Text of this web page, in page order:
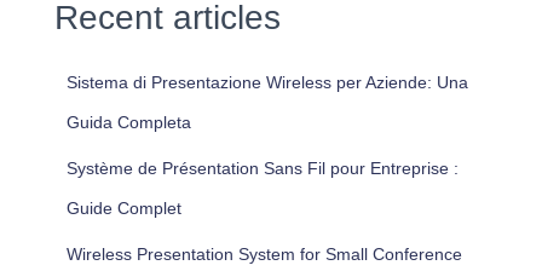
Recent articles
Sistema di Presentazione Wireless per Aziende: Una
Guida Completa
Système de Présentation Sans Fil pour Entreprise :
Guide Complet
Wireless Presentation System for Small Conference